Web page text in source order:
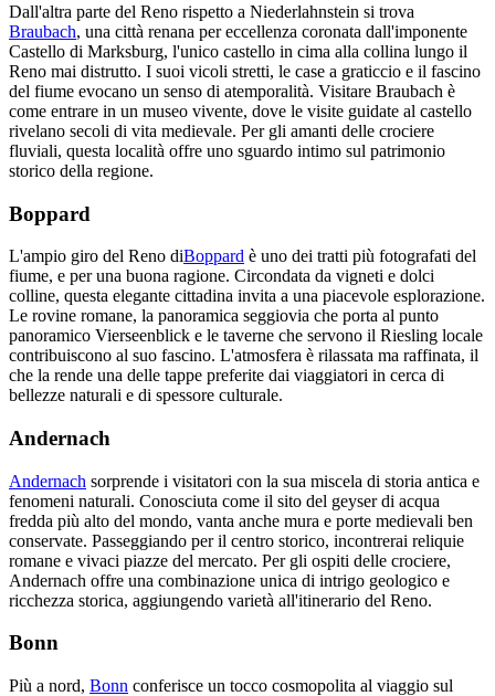
Dall'altra parte del Reno rispetto a Niederlahnstein si trova
Braubach, una città renana per eccellenza coronata dall'imponente
Castello di Marksburg, l'unico castello in cima alla collina lungo il
Reno mai distrutto. I suoi vicoli stretti, le case a graticcio e il fascino
del fiume evocano un senso di atemporalità. Visitare Braubach è
come entrare in un museo vivente, dove le visite guidate al castello
rivelano secoli di vita medievale. Per gli amanti delle crociere
fluviali, questa località offre uno sguardo intimo sul patrimonio
storico della regione.
Boppard
L'ampio giro del Reno diBoppard è uno dei tratti più fotografati del
fiume, e per una buona ragione. Circondata da vigneti e dolci
colline, questa elegante cittadina invita a una piacevole esplorazione.
Le rovine romane, la panoramica seggiovia che porta al punto
panoramico Vierseenblick e le taverne che servono il Riesling locale
contribuiscono al suo fascino. L'atmosfera è rilassata ma raffinata, il
che la rende una delle tappe preferite dai viaggiatori in cerca di
bellezze naturali e di spessore culturale.
Andernach
Andernach sorprende i visitatori con la sua miscela di storia antica e
fenomeni naturali. Conosciuta come il sito del geyser di acqua
fredda più alto del mondo, vanta anche mura e porte medievali ben
conservate. Passeggiando per il centro storico, incontrerai reliquie
romane e vivaci piazze del mercato. Per gli ospiti delle crociere,
Andernach offre una combinazione unica di intrigo geologico e
ricchezza storica, aggiungendo varietà all'itinerario del Reno.
Bonn
Più a nord, Bonn conferisce un tocco cosmopolita al viaggio sul